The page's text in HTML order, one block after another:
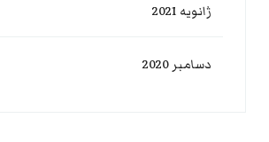
ژانویه 2021
دسامبر 2020